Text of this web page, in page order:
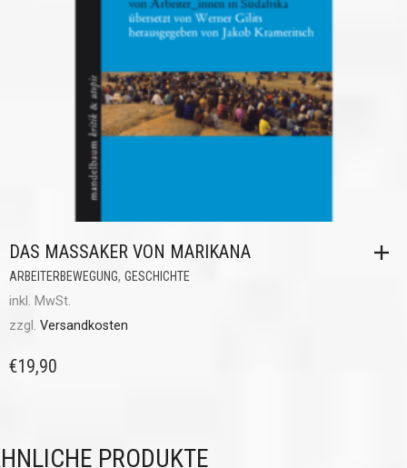
DAS MASSAKER VON MARIKANA
ARBEITERBEWEGUNG, GESCHICHTE
inkl. MwSt.
zzgl. Versandkosten
€19,90
PRODUKTE